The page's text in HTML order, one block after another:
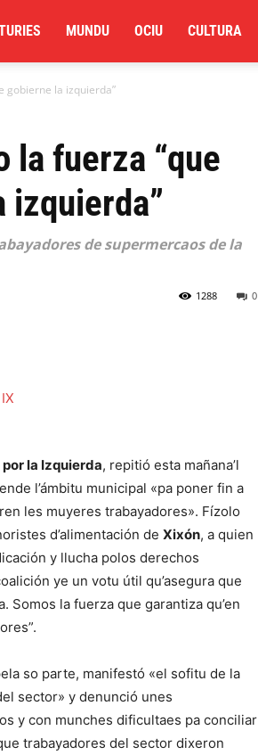
MUNDU OCIU CULTURA
gobierne la izquierda”
la fuerza “que
izquierda”
de supermercaos de la
0
1288
la Izquierda, repitió esta mañana’l
l’ámbitu municipal «pa poner fin a
les muyeres trabayadores». Fízolo
d’alimentación de Xixón, a quien
y llucha polos derechos
ye un votu útil qu’asegura que
la fuerza que garantiza qu’en
so parte, manifestó «el sofitu de la
sector» y denunció unes
y con munches dificultaes pa conciliar
trabayadores del sector dixeron